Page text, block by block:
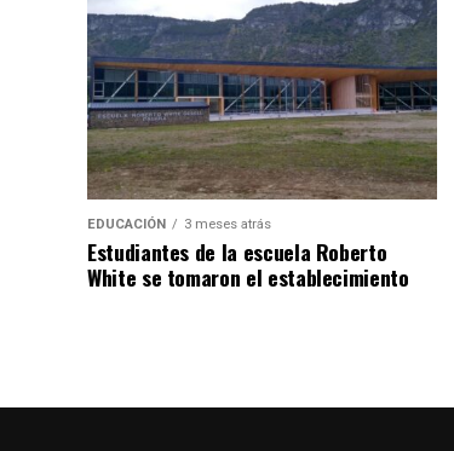
EDUCACIÓN 3 meses atrás
Estudiantes de la escuela Roberto
White se tomaron el establecimiento